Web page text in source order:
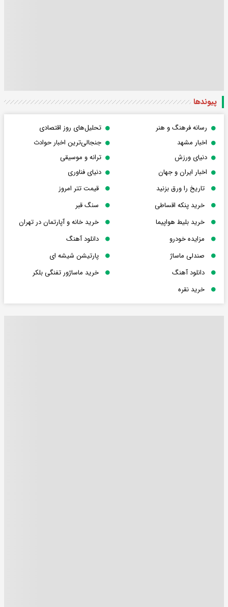
پیوندها
رسانه فرهنگ و هنر
تحلیل‌های روز اقتصادی
اخبار مشهد
جنجالی‌ترین اخبار حوادث
دنیای ورزش
ترانه و موسیقی
اخبار ایران و جهان
دنیای فناوری
تاریخ را ورق بزنید
قیمت تتر امروز
خرید پنکه اقساطی
سنگ قبر
خرید بلیط هواپیما
خرید خانه و آپارتمان در تهران
مزایده خودرو
دانلود آهنگ
صندلی ماساژ
پارتیشن شیشه ای
دانلود آهنگ
خرید ماساژور تفنگی بلکر
خرید نقره